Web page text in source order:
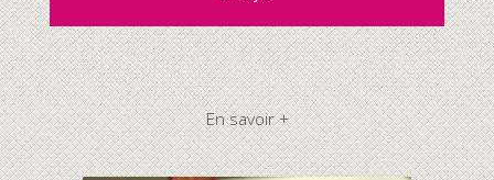
En savoir +